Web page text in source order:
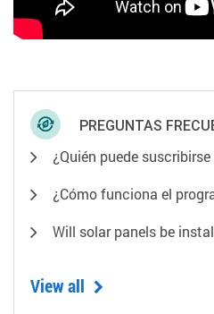
PREGUNTAS
¿Quién puede
¿Cómo funciona el
Will solar panels be
View all